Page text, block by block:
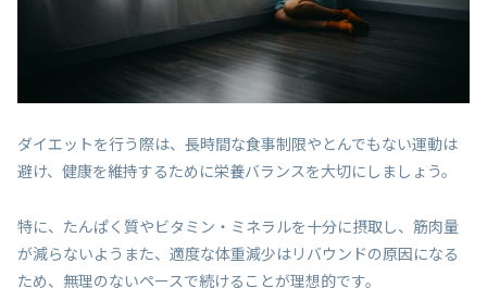
ダイエットを行う際は、長時間な食事制限やとんでもない運動は
避け、健康を維持するために栄養バランスを大切にしましょう。
特に、たんぱく質やビタミン・ミネラルを十分に摂取し、筋肉量
が減らないようまた、適度な体重減少はリバウンドの原因になる
ため、無理のないペースで続けることが理想的です。